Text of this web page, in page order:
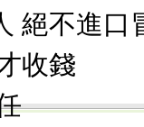
絕不進口
收錢